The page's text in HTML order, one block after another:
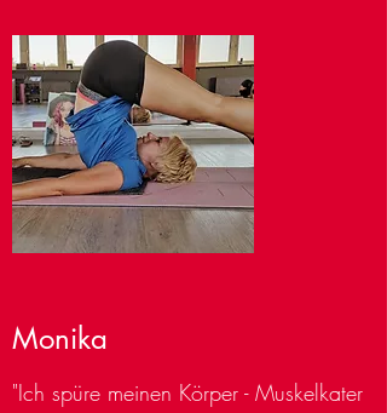
Monika
"Ich spüre meinen Körper - Muskelkater